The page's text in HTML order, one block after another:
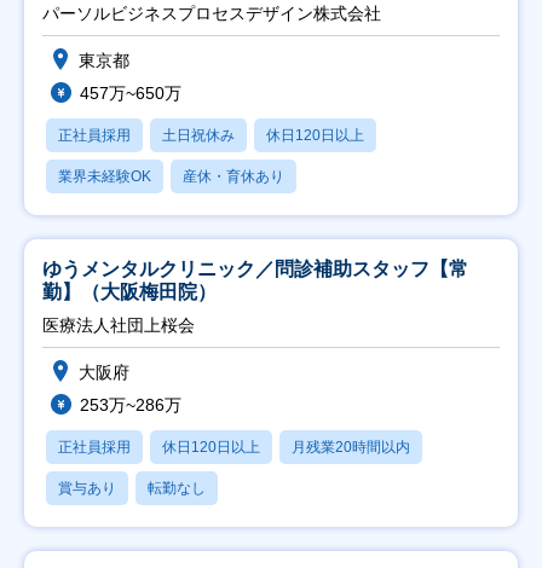
パーソルビジネスプロセスデザイン株式会社
東京都
457万~650万
正社員採用 土日祝休み 休日120日以上
業界未経験OK 産休・育休あり
ゆうメンタルクリニック／問診補助スタッフ【常
勤】（大阪梅田院）
医療法人社団上桜会
大阪府
253万~286万
正社員採用 休日120日以上 月残業20時間以内
賞与あり 転勤なし